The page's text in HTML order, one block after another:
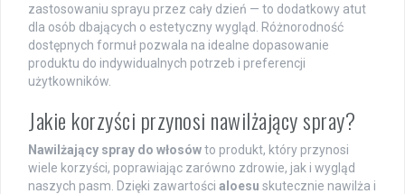
zastosowaniu sprayu przez cały dzień — to dodatkowy atut
dla osób dbających o estetyczny wygląd. Różnorodność
dostępnych formuł pozwala na idealne dopasowanie
produktu do indywidualnych potrzeb i preferencji
użytkowników.
Jakie korzyści przynosi nawilżający spray?
Nawilżający spray do włosówto produkt, który przynosi
wiele korzyści, poprawiając zarówno zdrowie, jak i wygląd
naszych pasm. Dzięki zawartości aloesu skutecznie nawilża i